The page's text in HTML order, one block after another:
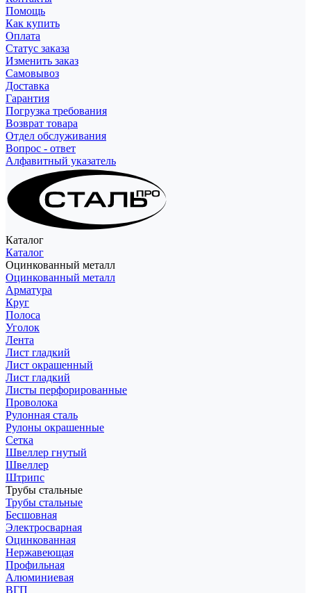
Помощь
Как купить
Оплата
Статус заказа
Изменить заказ
Самовывоз
Доставка
Гарантия
Погрузка требования
Возврат товара
Отдел обслуживания
Вопрос - ответ
Алфавитный указатель
Каталог
Каталог
Оцинкованный металл
Оцинкованный металл
Арматура
Круг
Полоса
Уголок
Лента
Лист гладкий
Лист окрашенный
Лист гладкий
Листы перфорированные
Проволока
Рулонная сталь
Рулоны окрашенные
Сетка
Швеллер гнутый
Швеллер
Штрипс
Трубы стальные
Трубы стальные
Бесшовная
Электросварная
Оцинкованная
Нержавеющая
Профильная
Алюминиевая
ВГП